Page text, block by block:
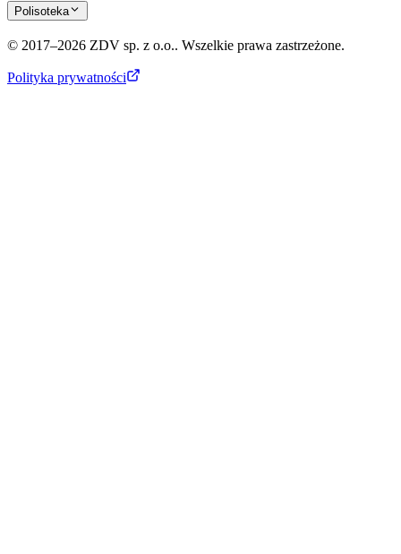
Polisoteka
© 2017–2026 ZDV sp. z o.o.. Wszelkie prawa zastrzeżone.
Polityka prywatności